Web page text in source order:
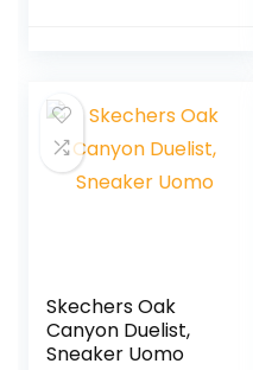
Skechers Oak
Canyon Duelist,
Sneaker Uomo